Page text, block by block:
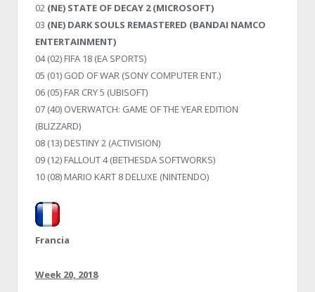
02 (NE) STATE OF DECAY 2 (MICROSOFT)
03 (NE) DARK SOULS REMASTERED (BANDAI NAMCO
ENTERTAINMENT)
04 (02) FIFA 18 (EA SPORTS)
05 (01) GOD OF WAR (SONY COMPUTER ENT.)
06 (05) FAR CRY 5 (UBISOFT)
07 (40) OVERWATCH: GAME OF THE YEAR EDITION
(BLIZZARD)
08 (13) DESTINY 2 (ACTIVISION)
09 (12) FALLOUT 4 (BETHESDA SOFTWORKS)
10 (08) MARIO KART 8 DELUXE (NINTENDO)
Francia
Week 20, 2018